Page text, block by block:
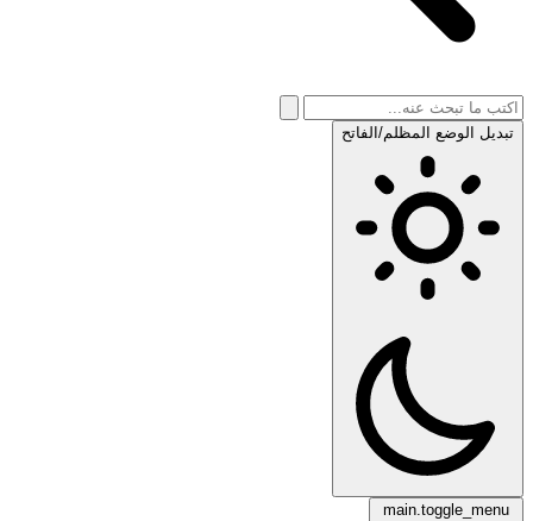
تبديل الوضع المظلم/الفاتح
main.toggle_menu